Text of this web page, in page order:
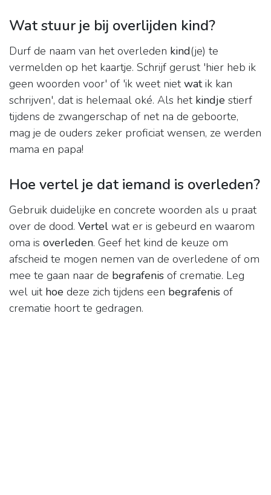
Wat stuur je bij overlijden kind?
Durf de naam van het overleden kind(je) te
vermelden op het kaartje. Schrijf gerust 'hier heb ik
geen woorden voor' of 'ik weet nietwatik kan
schrijven', dat is helemaal oké. Als het kindje stierf
tijdens de zwangerschap of net na de geboorte,
mag je de ouders zeker proficiat wensen, ze werden
mama en papa!
Hoe vertel je dat iemand is overleden?
Gebruik duidelijke en concrete woorden als u praat
over de dood. Vertel wat er is gebeurd en waarom
oma is overleden. Geef het kind de keuze om
afscheid te mogen nemen van de overledene of om
mee te gaan naar de begrafenis of crematie. Leg
wel uit hoe deze zich tijdens een begrafenis of
crematie hoort te gedragen.